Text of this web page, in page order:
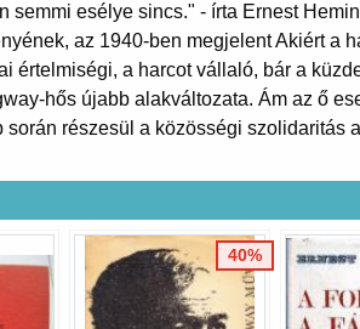
semmi esélye sincs." - írta Ernest
az 1940-ben megjelent Akiért a
értelmiségi, a harcot vállaló, bár a
hős újabb alakváltozata. Ám az ő
során részesül a közösségi
40%